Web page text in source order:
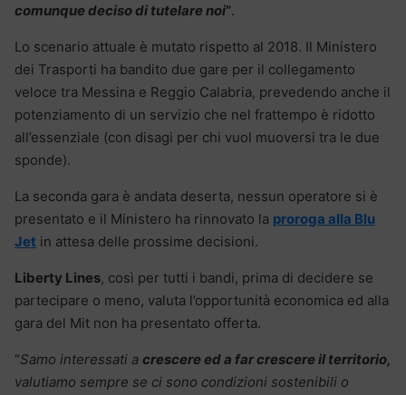
comunque deciso di tutelare noi”.
Lo scenario attuale è mutato rispetto al 2018. Il Ministero
dei Trasporti ha bandito due gare per il collegamento
veloce tra Messina e Reggio Calabria, prevedendo anche il
potenziamento di un servizio che nel frattempo è ridotto
all’essenziale (con disagi per chi vuol muoversi tra le due
sponde).
La seconda gara è andata deserta, nessun operatore si è
presentato e il Ministero ha rinnovato la proroga alla Blu
Jet in attesa delle prossime decisioni.
Liberty Lines, così per tutti i bandi, prima di decidere se
partecipare o meno, valuta l’opportunità economica ed alla
gara del Mit non ha presentato offerta.
“Samo interessati a crescere ed a far crescere il territorio,
valutiamo sempre se ci sono condizioni sostenibili o